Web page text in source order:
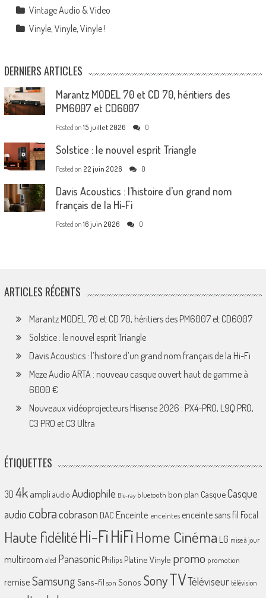
Vintage Audio & Video
Vinyle, Vinyle, Vinyle !
DERNIERS ARTICLES
Marantz MODEL 70 et CD 70, héritiers des
PM6007 et CD6007
Posted on 15 juillet 2026 0
Solstice : le nouvel esprit Triangle
Posted on 22 juin 2026 0
Davis Acoustics : l’histoire d’un grand nom
français de la Hi-Fi
Posted on 16 juin 2026 0
ARTICLES RÉCENTS
Marantz MODEL 70 et CD 70, héritiers des PM6007 et CD6007
Solstice : le nouvel esprit Triangle
Davis Acoustics : l’histoire d’un grand nom français de la Hi-Fi
Meze Audio ARTA : nouveau casque ouvert haut de gamme à
6000 €
Nouveaux vidéoprojecteurs Hisense 2026 : PX4-PRO, L9Q PRO,
C3 PRO et C3 Ultra
ÉTIQUETTES
3D 4k ampliaudio Audiophile Blu-ray bluetooth bon plan CasqueCasque
audio cobracobrason DAC Enceinte enceintes enceinte sans fil Focal
Haute fidélitéHi-FiHiFiHome Cinéma LG mise à jour
multiroom oled Panasonic Philips Platine Vinyle promo promotion
remiseSamsungSans-fil son Sonos SonyTVTéléviseur télévision